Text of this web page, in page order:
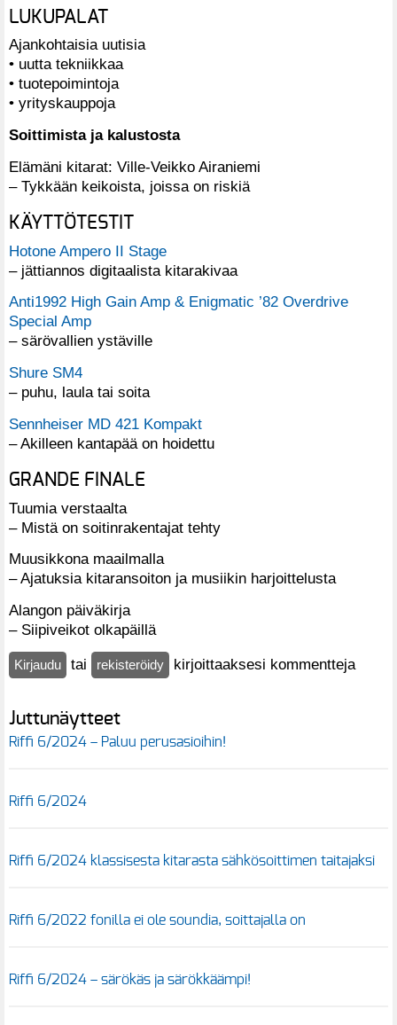
LUKUPALAT
Ajankohtaisia uutisia
• uutta tekniikkaa
• tuotepoimintoja
• yrityskauppoja
Soittimista ja kalustosta
Elämäni kitarat: Ville-Veikko Airaniemi
– Tykkään keikoista, joissa on riskiä
KÄYTTÖTESTIT
Hotone Ampero II Stage
– jättiannos digitaalista kitarakivaa
Anti1992 High Gain Amp & Enigmatic ’82 Overdrive
Special Amp
– särövallien ystäville
Shure SM4
– puhu, laula tai soita
Sennheiser MD 421 Kompakt
– Akilleen kantapää on hoidettu
GRANDE FINALE
Tuumia verstaalta
– Mistä on soitinrakentajat tehty
Muusikkona maailmalla
– Ajatuksia kitaransoiton ja musiikin harjoittelusta
Alangon päiväkirja
– Siipiveikot olkapäillä
Kirjaudu tai rekisteröidy kirjoittaaksesi kommentteja
Juttunäytteet
Riffi 6/2024 – Paluu perusasioihin!
Riffi 6/2024
Riffi 6/2024 klassisesta kitarasta sähkösoittimen taitajaksi
Riffi 6/2022 fonilla ei ole soundia, soittajalla on
Riffi 6/2024 – särökäs ja särökkäämpi!